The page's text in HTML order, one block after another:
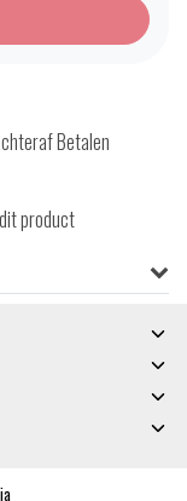
Betalen
product